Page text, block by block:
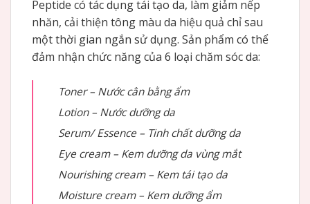
Peptide có tác dụng tái tạo da, làm giảm nếp
nhăn, cải thiện tông màu da hiệu quả chỉ sau
một thời gian ngắn sử dụng. Sản phẩm có thể
đảm nhận chức năng của 6 loại chăm sóc da:
Toner – Nước cân bằng ẩm
Lotion – Nước dưỡng da
Serum/ Essence – Tinh chất dưỡng da
Eye cream – Kem dưỡng da vùng mắt
Nourishing cream – Kem tái tạo da
Moisture cream – Kem dưỡng ẩm